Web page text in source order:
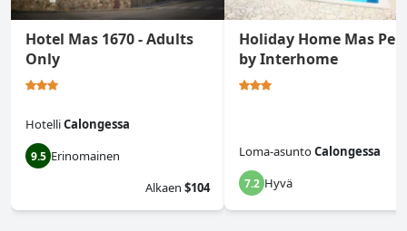
Hotel Mas 1670 - Adults
Only
HotelliCalongessa
9.5 Erinomainen
Alkaen $104
Holiday Home Mas
by Interhome
Loma-asuntoCalongessa
7.2 Hyvä